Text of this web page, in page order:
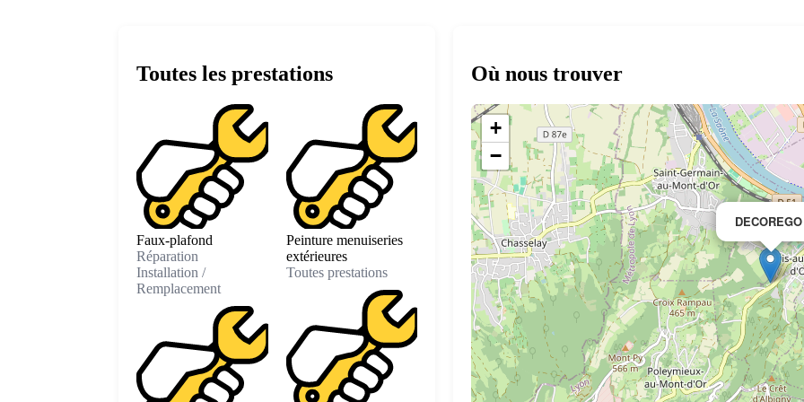
Toutes les prestations
Faux-plafond
Réparation
Installation /
Remplacement
Peinture menuiseries
extérieures
Toutes prestations
Où nous trouver
DECOREGO
+
−